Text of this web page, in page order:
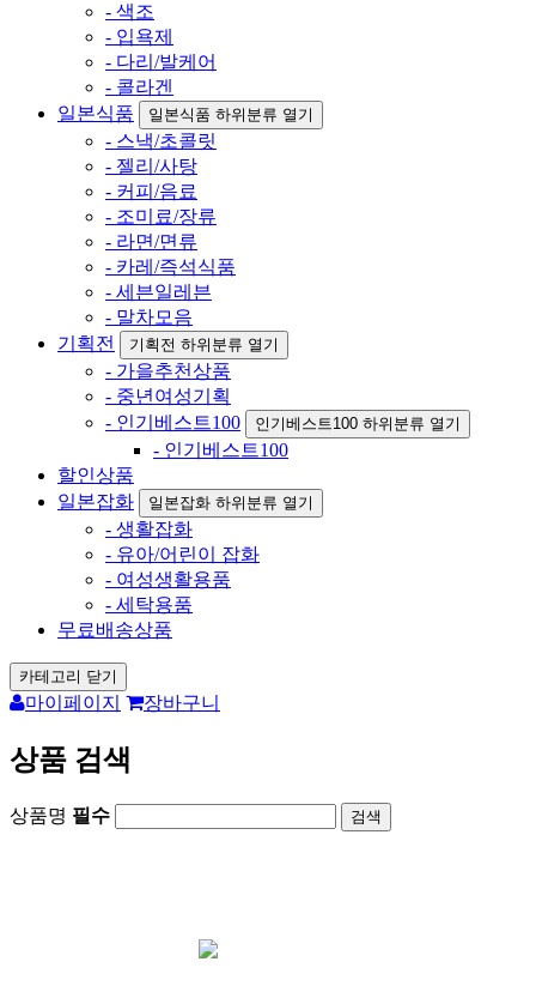
- 색조
- 입욕제
- 다리/발케어
- 콜라겐
일본식품
일본식품 하위분류 열기
- 스낵/초콜릿
- 젤리/사탕
- 커피/음료
- 조미료/장류
- 라면/면류
- 카레/즉석식품
- 세븐일레븐
- 말차모음
기획전
기획전 하위분류 열기
- 가을추천상품
- 중년여성기획
- 인기베스트100
인기베스트100 하위분류 열기
- 인기베스트100
할인상품
일본잡화
일본잡화 하위분류 열기
- 생활잡화
- 유아/어린이 잡화
- 여성생활용품
- 세탁용품
무료배송상품
카테고리 닫기
마이페이지 장바구니
상품 검색
상품명 필수